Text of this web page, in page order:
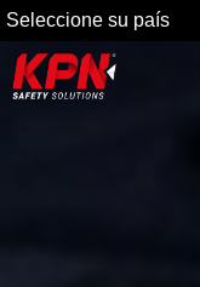
Seleccione su país